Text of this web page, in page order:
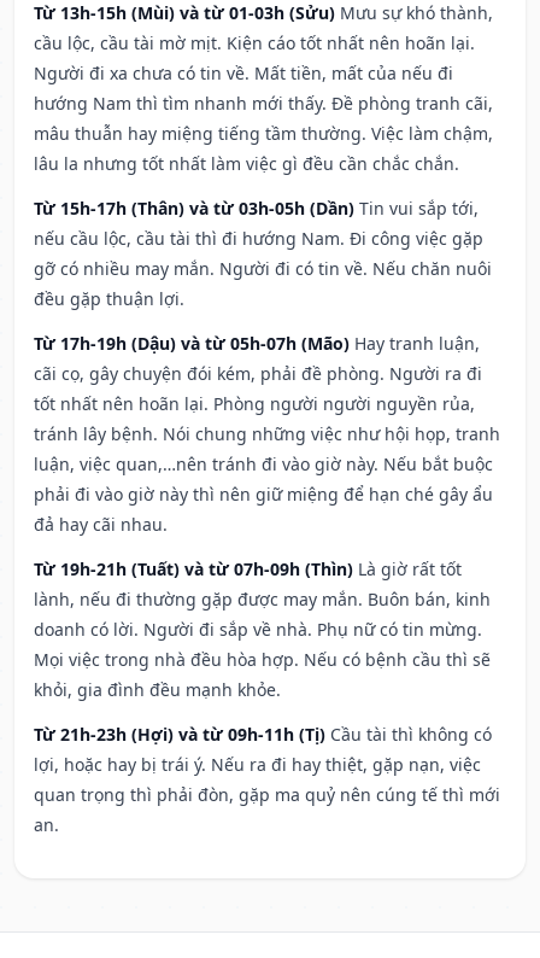
Từ 13h-15h (Mùi) và từ 01-03h (Sửu) Mưu sự khó thành,
cầu lộc, cầu tài mờ mịt. Kiện cáo tốt nhất nên hoãn lại.
Người đi xa chưa có tin về. Mất tiền, mất của nếu đi
hướng Nam thì tìm nhanh mới thấy. Đề phòng tranh cãi,
mâu thuẫn hay miệng tiếng tầm thường. Việc làm chậm,
lâu la nhưng tốt nhất làm việc gì đều cần chắc chắn.
Từ 15h-17h (Thân) và từ 03h-05h (Dần) Tin vui sắp tới,
nếu cầu lộc, cầu tài thì đi hướng Nam. Đi công việc gặp
gỡ có nhiều may mắn. Người đi có tin về. Nếu chăn nuôi
đều gặp thuận lợi.
Từ 17h-19h (Dậu) và từ 05h-07h (Mão) Hay tranh luận,
cãi cọ, gây chuyện đói kém, phải đề phòng. Người ra đi
tốt nhất nên hoãn lại. Phòng người người nguyền rủa,
tránh lây bệnh. Nói chung những việc như hội họp, tranh
luận, việc quan,…nên tránh đi vào giờ này. Nếu bắt buộc
phải đi vào giờ này thì nên giữ miệng để hạn ché gây ẩu
đả hay cãi nhau.
Từ 19h-21h (Tuất) và từ 07h-09h (Thìn) Là giờ rất tốt
lành, nếu đi thường gặp được may mắn. Buôn bán, kinh
doanh có lời. Người đi sắp về nhà. Phụ nữ có tin mừng.
Mọi việc trong nhà đều hòa hợp. Nếu có bệnh cầu thì sẽ
khỏi, gia đình đều mạnh khỏe.
Từ 21h-23h (Hợi) và từ 09h-11h (Tị) Cầu tài thì không có
lợi, hoặc hay bị trái ý. Nếu ra đi hay thiệt, gặp nạn, việc
quan trọng thì phải đòn, gặp ma quỷ nên cúng tế thì mới
an.